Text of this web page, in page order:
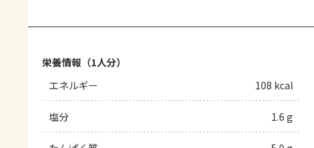
栄養情報（1人分）
エネルギー
108 kcal
塩分 1.6 g